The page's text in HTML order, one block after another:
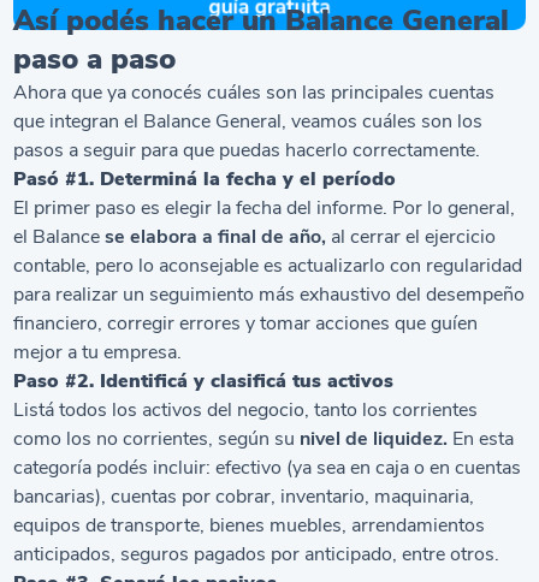
Así podés hacer un Balance General
paso a paso
Ahora que ya conocés cuáles son las principales cuentas
que integran el Balance General, veamos cuáles son los
pasos a seguir para que puedas hacerlo correctamente.
Pasó #1. Determiná la fecha y el período
El primer paso es elegir la fecha del informe. Por lo general,
el Balancese elabora a final de año, al cerrar el ejercicio
contable, pero lo aconsejable es actualizarlo con regularidad
para realizar un seguimiento más exhaustivo del desempeño
financiero, corregir errores y tomar acciones que guíen
mejor a tu empresa.
Paso #2. Identificá y clasificá tus activos
Listá todos los activos del negocio, tanto los corrientes
como los no corrientes, según su nivel de liquidez. En esta
categoría podés incluir: efectivo (ya sea en caja o en cuentas
bancarias), cuentas por cobrar, inventario, maquinaria,
equipos de transporte, bienes muebles, arrendamientos
anticipados, seguros pagados por anticipado, entre otros.